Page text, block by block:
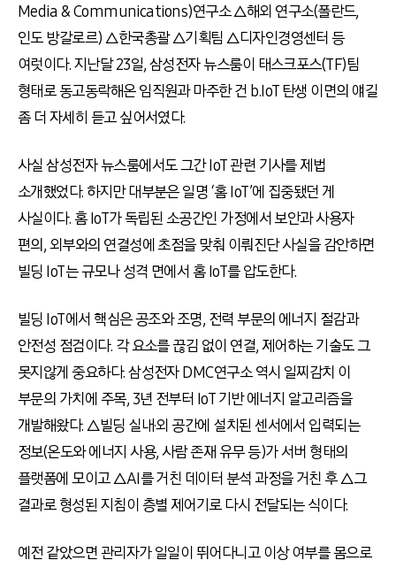
Media & Communications)연구소 △해외 연구소(폴란드,
인도 방갈로르) △한국총괄 △기획팀 △디자인경영센터 등
여럿이다. 지난달 23일, 삼성전자 뉴스룸이 태스크포스(TF)팀
형태로 동고동락해온 임직원과 마주한 건 b.IoT 탄생 이면의 얘길
좀 더 자세히 듣고 싶어서였다.
사실 삼성전자 뉴스룸에서도 그간 IoT 관련 기사를 제법
소개했었다. 하지만 대부분은 일명 ‘홈 IoT’에 집중됐던 게
사실이다. 홈 IoT가 독립된 소공간인 가정에서 보안과 사용자
편의, 외부와의 연결성에 초점을 맞춰 이뤄진단 사실을 감안하면
빌딩 IoT는 규모나 성격 면에서 홈 IoT를 압도한다.
빌딩 IoT에서 핵심은 공조와 조명, 전력 부문의 에너지 절감과
안전성 점검이다. 각 요소를 끊김 없이 연결, 제어하는 기술도 그
못지않게 중요하다. 삼성전자 DMC연구소 역시 일찌감치 이
부문의 가치에 주목, 3년 전부터 IoT 기반 에너지 알고리즘을
개발해왔다. △빌딩 실내·외 공간에 설치된 센서에서 입력되는
정보(온도와 에너지 사용, 사람 존재 유무 등)가 서버 형태의
플랫폼에 모이고 △AI를 거친 데이터 분석 과정을 거친 후 △그
결과로 형성된 지침이 층별 제어기로 다시 전달되는 식이다.
예전 같았으면 관리자가 일일이 뛰어다니고 이상 여부를 몸으로